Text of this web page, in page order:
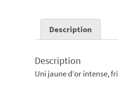
Description
Description
Uni jaune d’or intense,